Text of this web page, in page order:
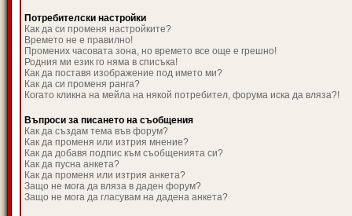
Потребителски настройки
Как да си променя настройките?
Времето не е правилно!
Промених часовата зона, но времето все още е грешно!
Родния ми език го няма в списъка!
Как да поставя изображение под името ми?
Как да си променя ранга?
Когато кликна на мейла на някой потребител, форума иска да вляза?!
Въпроси за писането на съобщения
Как да създам тема във форум?
Как да променя или изтрия мнение?
Как да добавя подпис към съобщенията си?
Как да пусна анкета?
Как да променя или изтрия анкета?
Защо не мога да вляза в даден форум?
Защо не мога да гласувам на дадена анкета?